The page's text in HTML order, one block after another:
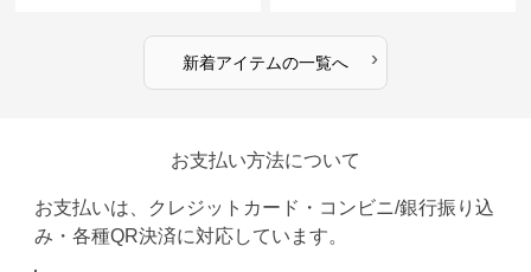
新着アイテムの一覧へ ›
お支払い方法について
お支払いは、クレジットカード・コンビニ/銀行振り込
み・各種QR決済に対応しています。